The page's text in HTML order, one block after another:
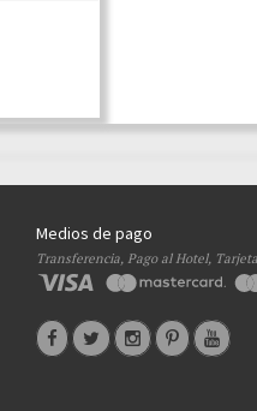
Medios de pago
Transferencia, Pago al Hotel,